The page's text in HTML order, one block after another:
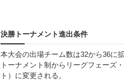
決勝トーナメント進出条件
本大会の出場チーム数は32から36に
トーナメント制からリーグフェーズ
ト）に変更される。